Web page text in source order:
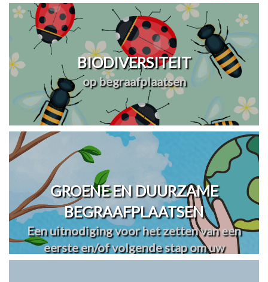
BIODIVERSITEIT
op begraafplaatsen
GROENE EN DUURZAME
BEGRAAFPLAATSEN
Een uitnodiging voor het zetten van een
eerste en/of volgende stap om uw
begraafplaats(en) te vergroenen en